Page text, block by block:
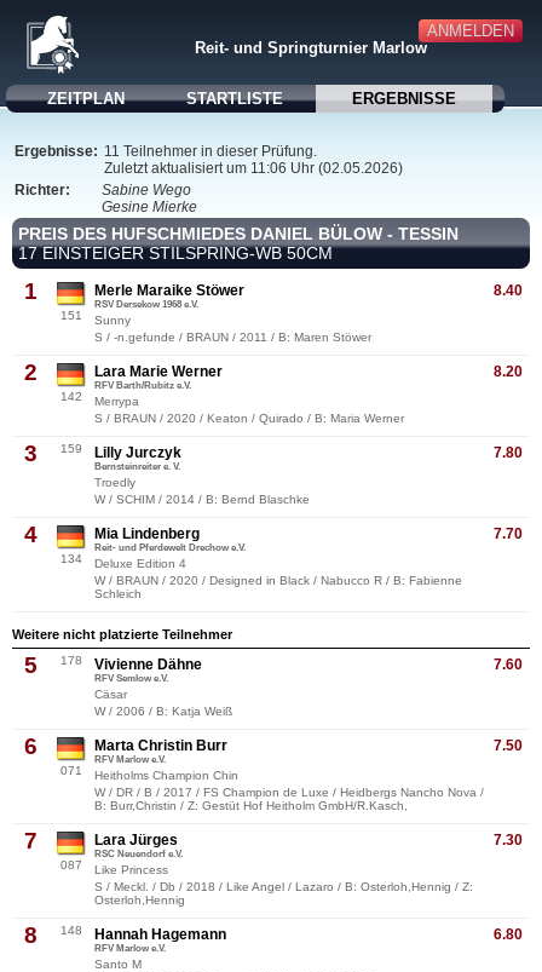
ANMELDEN
Reit- und Springturnier Marlow
ZEITPLAN STARTLISTE ERGEBNISSE
Ergebnisse: 11 Teilnehmer in dieser Prüfung.
Zuletzt aktualisiert um 11:06 Uhr (02.05.2026)
Richter:
Sabine Wego
Gesine Mierke
PREIS DES HUFSCHMIEDES DANIEL BÜLOW - TESSIN
17 EINSTEIGER STILSPRING-WB 50CM
1
151
8.40
Merle Maraike Stöwer
RSV Dersekow 1968 e.V.
Sunny
S / -n.gefunde / BRAUN / 2011 / B: Maren Stöwer
2
142
8.20
Lara Marie Werner
RFV Barth/Rubitz e.V.
Merrypa
S / BRAUN / 2020 / Keaton / Quirado / B: Maria Werner
3 159 7.80
Lilly Jurczyk
Bernsteinreiter e. V.
Troedly
W / SCHIM / 2014 / B: Bernd Blaschke
4
134
7.70
Mia Lindenberg
Reit- und Pferdewelt Drechow e.V.
Deluxe Edition 4
W / BRAUN / 2020 / Designed in Black / Nabucco R / B: Fabienne
Schleich
Weitere nicht platzierte Teilnehmer
5 178 7.60
Vivienne Dähne
RFV Semlow e.V.
Cäsar
W / 2006 / B: Katja Weiß
6
071
7.50
Marta Christin Burr
RFV Marlow e.V.
Heitholms Champion Chin
W / DR / B / 2017 / FS Champion de Luxe / Heidbergs Nancho Nova /
B: Burr,Christin / Z: Gestüt Hof Heitholm GmbH/R.Kasch,
7
087
7.30
Lara Jürges
RSC Neuendorf e.V.
Like Princess
S / Meckl. / Db / 2018 / Like Angel / Lazaro / B: Osterloh,Hennig / Z:
Osterloh,Hennig
8 148 6.80
Hannah Hagemann
RFV Marlow e.V.
Santo M